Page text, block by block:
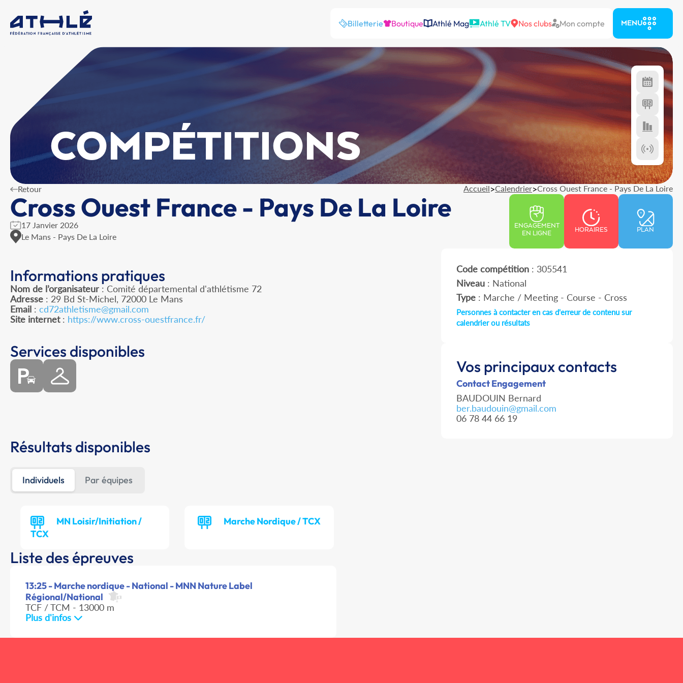
Billetterie Boutique Athlé Mag Athlé TV Nos clubs Mon compte MENU
COMPÉTITIONS
Retour Accueil>Calendrier>Cross Ouest France - Pays De La Loire
Cross Ouest France - Pays De La Loire
17 Janvier 2026
Le Mans - Pays De La Loire
ENGAGEMENT
EN LIGNE
HORAIRES PLAN
Informations pratiques
Nom de l’organisateur : Comité départemental d'athlétisme 72
Adresse : 29 Bd St-Michel, 72000 Le Mans
Email : cd72athletisme@gmail.com
Site internet: https://www.cross-ouestfrance.fr/
Code compétition: 305541
Niveau: National
Type: Marche / Meeting - Course - Cross
Personnes à contacter en cas d'erreur de contenu sur
calendrier ou résultats
Services disponibles
Vos principaux contacts
Contact Engagement
BAUDOUIN Bernard
ber.baudouin@gmail.com
06 78 44 66 19
Résultats disponibles
Individuels Par équipes
MN Loisir/Initiation /
TCX
Marche Nordique / TCX
Liste des épreuves
13:25 - Marche nordique - National - MNN Nature Label
Régional/National
TCF / TCM - 13000 m
Plus d'infos